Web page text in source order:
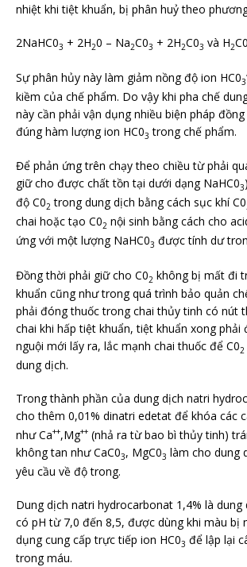
nhiệt khi tiệt khuẩn, bị phân huỷ theo
2NaHC03 + 2H20 – Na2C03 + 2H2C03 và H2C0
Sự phân hủy này làm giảm nồng độ ion HC03
kiềm của chế phẩm. Do vậy khi pha chế
này cần phải vận dụng nhiều biện pháp
đúng hàm lượng ion HC03 trong chế phẩm.
Để phản ứng trên chạy theo chiều từ phải
giữ cho được chất tồn tại dưới dạng NaHC03
độ C02 trong dung dịch bằng cách sục khí C0
chai hoặc tạo C02 nội sinh bằng cách cho
ứng với một lượng NaHC03 được tính dư
Đồng thời phải giữ cho C02 không bị mất đi
khuẩn cũng như trong quá trình bảo quản
phải đóng thuốc trong chai thủy tinh có nút
chai khi hấp tiệt khuẩn, tiệt khuẩn xong phải
nguội mới lấy ra, lắc mạnh chai thuốc để C02
dung dịch.
Trong thành phần của dung dịch natri
cho thêm 0,01% dinatri edetat để khóa các
như Ca++,Mg++ (nhả ra từ bao bì thủy tinh)
không tan như CaC03, MgC03 làm cho dung
yêu cầu về độ trong.
Dung dịch natri hydrocarbonat 1,4% là
có pH từ 7,0 đến 8,5, được dùng khi màu bị
dụng cung cấp trực tiếp ion HC03 để lập lại
trong máu.